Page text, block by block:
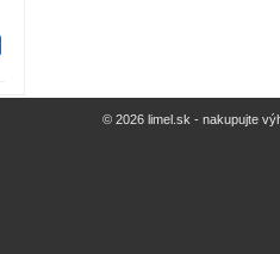
© 2026 limel.sk - nakupujte